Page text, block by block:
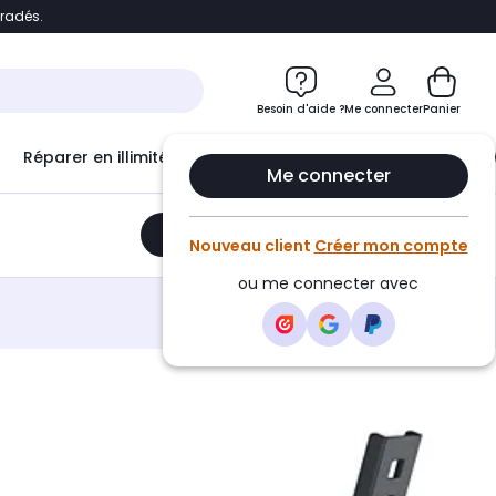
Accéder directement au chatbot
Besoin d'aide ?Me connecter
Me connecter
Nouveau client Créer mon compte
ou me connecter avec
Panier
Réparer en illimité avec Le Club Infinity
Ajouter au panier •